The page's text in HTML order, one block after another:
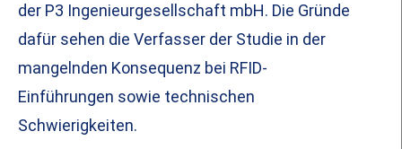
der P3 Ingenieurgesellschaft mbH. Die Gründe
dafür sehen die Verfasser der Studie in der
mangelnden Konsequenz bei RFID-
Einführungen sowie technischen
Schwierigkeiten.